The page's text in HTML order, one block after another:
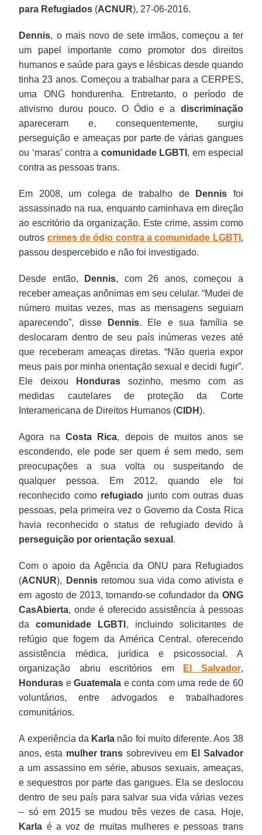
para Refugiados (ACNUR), 27-06-2016.
Dennis, o mais novo de sete irmãos, começou a ter
um papel importante como promotor dos direitos
humanos e saúde para gays e lésbicas desde quando
tinha 23 anos. Começou a trabalhar para a CERPES,
uma ONG hondurenha. Entretanto, o período de
ativismo durou pouco. O Ódio e a discriminação
apareceram e, consequentemente, surgiu
perseguição e ameaças por parte de várias gangues
ou ‘maras’ contra a comunidade LGBTI , em especial
contra as pessoas trans.
Em 2008, um colega de trabalho de Dennis foi
assassinado na rua, enquanto caminhava em direção
ao escritório da organização. Este crime, assim como
outros crimes de ódio contra a comunidade LGBTI ,
passou despercebido e não foi investigado.
Desde então, Dennis, com 26 anos, começou a
receber ameaças anônimas em seu celular. “Mudei de
número muitas vezes, mas as mensagens seguiam
aparecendo”, disse
Dennis. Ele e sua família se
deslocaram dentro de seu país inúmeras vezes até
que receberam ameaças diretas. “Não queria expor
meus pais por minha orientação sexual e decidi fugir”.
Ele deixou
Hondurassozinho, mesmo com as
medidas cautelares de proteção da Corte
Interamericana de Direitos Humanos (CIDH).
Agora na Costa Rica, depois de muitos anos se
escondendo, ele pode ser quem é sem medo, sem
preocupações a sua volta ou suspeitando de
qualquer pessoa. Em 2012, quando ele foi
reconhecido como refugiado junto com outras duas
pessoas, pela primeira vez o Governo da Costa Rica
havia reconhecido o status de refugiado devido à
perseguição por orientação sexual .
Com o apoio da Agência da ONU para Refugiados
(ACNUR), Dennisretomou sua vida como ativista e
em agosto de 2013, tornando-se cofundador da ONG
CasAbierta, onde é oferecido assistência à pessoas
dacomunidade LGBTI , incluindo solicitantes de
refúgio que fogem da América Central, oferecendo
assistência médica, jurídica e psicossocial. A
organização abriu escritórios em
El Salvador,
Honduras eGuatemala e conta com uma rede de 60
voluntários, entre advogados e trabalhadores
comunitários.
A experiência da Karla não foi muito diferente. Aos 38
anos, esta mulher trans sobreviveu em El Salvador
a um assassino em série, abusos sexuais, ameaças,
e sequestros por parte das gangues. Ela se deslocou
dentro de seu país para salvar sua vida várias vezes
– só em 2015 se mudou três vezes de casa. Hoje,
Karla é a voz de muitas mulheres e pessoas trans